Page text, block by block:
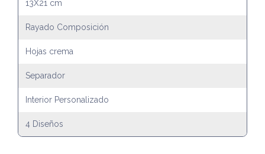
13X21 cm
Rayado Composición
Hojas crema
Separador
Interior Personalizado
4 Diseños